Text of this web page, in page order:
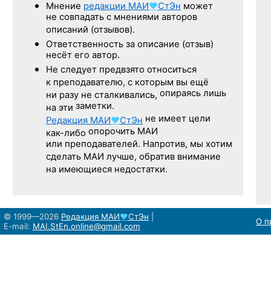
Мнение редакции МАИ♥СтЭн может
не совпадать с мнениями авторов
описаний (отзывов).
Ответственность за описание (отзыв)
несёт его автор.
Не следует предвзято относиться
к преподавателю, с которым вы ещё
ни разу не сталкивались, опираясь лишь
на эти заметки.
Редакция МАИ♥СтЭн не имеет цели
как-либо опорочить МАИ
или преподавателей. Напротив, мы хотим
сделать МАИ лучше, обратив внимание
на имеющиеся недостатки.
© 1999—2026 Редакция МАИ♥СтЭн
E-mail: MAI.StEn.online@gmail.com О